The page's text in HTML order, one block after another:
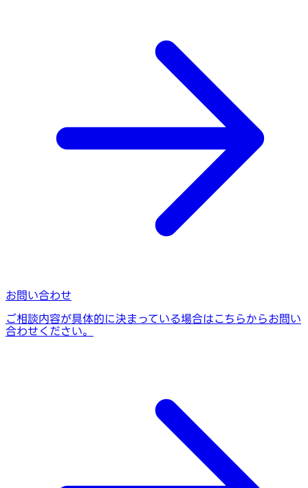
お問い合わせ
ご相談内容が具体的に決まっている場合はこちらからお問い
合わせください。